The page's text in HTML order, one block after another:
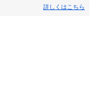
詳しくはこちら